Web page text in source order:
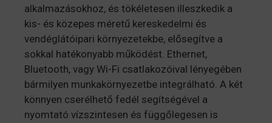
alkalmazásokhoz, és tökéletesen illeszkedik a
kis- és közepes méretű kereskedelmi és
vendéglátóipari környezetekbe, elősegítve a
sokkal hatékonyabb működést. Ethernet,
Bluetooth, vagy Wi-Fi csatlakozóival lényegében
bármilyen munkakörnyezetbe integrálható. A két
könnyen cserélhető fedél segítségével a
nyomtató vízszintesen és függőlegesen is